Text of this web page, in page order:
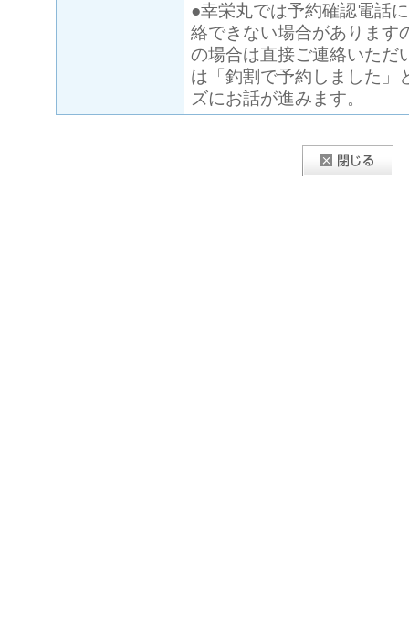
●幸栄丸では予約確認電話
絡できない場合があります
の場合は直接ご連絡いただ
は「釣割で予約しました」
ズにお話が進みます。